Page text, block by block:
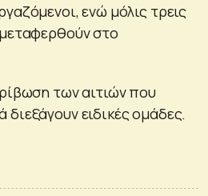
ενώ μόλις τρεις
στο
των αιτιών που
ειδικές ομάδες.